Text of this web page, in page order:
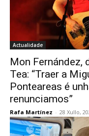
Actualidade
Mon Fernández,
Tea: “Traer a
Ponteareas é
renunciamos”
Rafa Martínez - 28 Xullo,